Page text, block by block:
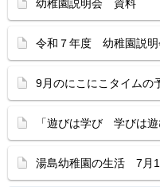
幼稚園説明会 資料
令和７年度 幼稚園説明
9月のにこにこタイムの
「遊びは学び 学びは
湯島幼稚園の生活 7月